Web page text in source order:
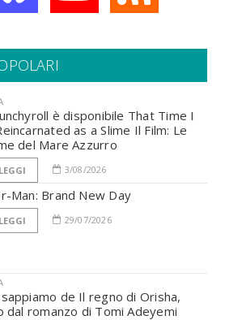
è disponibile That Time I
as a Slime Il Film: Le
del Mare Azzurro
LEGGI 3/08/2026
Man: Brand New Day
LEGGI 29/07/2026
de Il regno di Orisha,
romanzo di Tomi Adeyemi